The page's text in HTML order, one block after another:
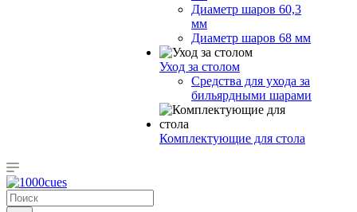
Диаметр шаров 60,3
мм
Диаметр шаров 68 мм
Уход за столом
Средства для ухода за
бильярдными шарами
Комплектующие для стола